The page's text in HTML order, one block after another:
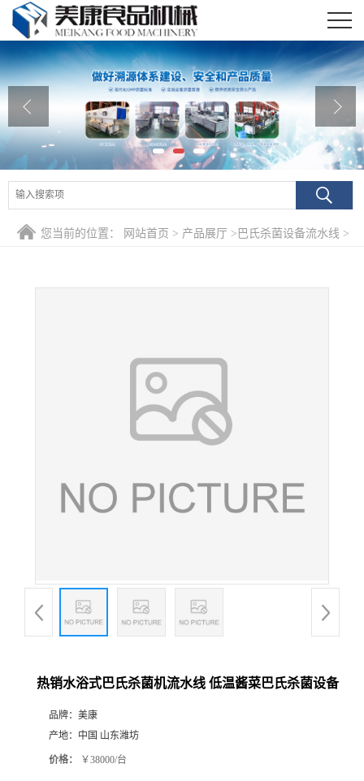
公司首页
公司动态
产品展厅
联系我们
您当前的位置： 网站首页 > 产品展厅 > 巴氏杀菌设备流水线 >
热销水浴式巴氏杀菌机流水线 低温酱菜巴氏杀菌设备
品牌： 美康
产地： 中国 山东潍坊
价格： ￥38000/台